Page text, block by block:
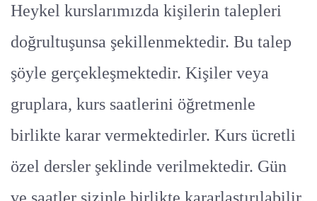
Heykel kurslarımızda kişilerin talepleri
doğrultuşunsa şekillenmektedir. Bu talep
şöyle gerçekleşmektedir. Kişiler veya
gruplara, kurs saatlerini öğretmenle
birlikte karar vermektedirler. Kurs ücretli
özel dersler şeklinde verilmektedir. Gün
ve saatler sizinle birlikte kararlaştırılabilir.